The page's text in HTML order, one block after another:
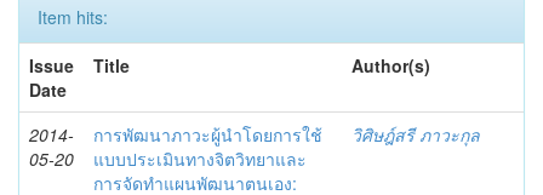
Item hits:
Issue
Date
Title Author(s)
2014-
05-20
การพัฒนาภาวะผู้นำโดยการใช้
แบบประเมินทางจิตวิทยาและ
การจัดทำแผนพัฒนาตนเอง:
วิศิษฎ์สรี ภาวะกุล